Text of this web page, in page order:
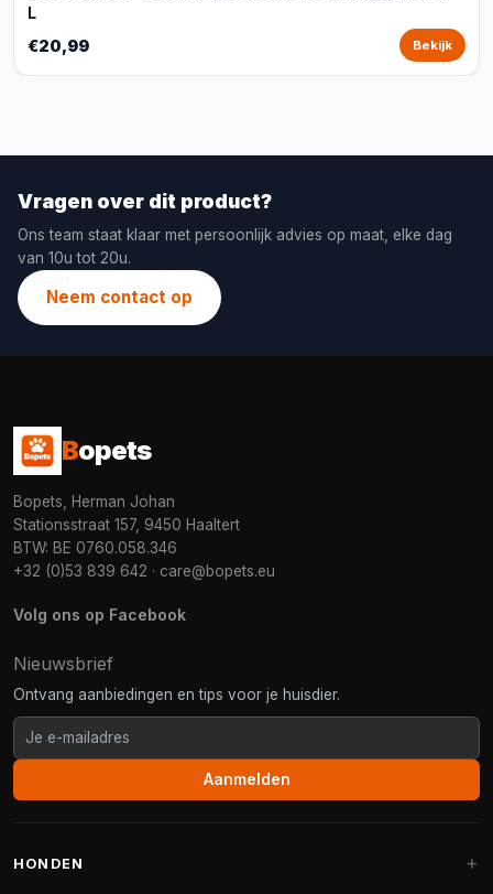
L
€20,99 Bekijk
Vragen over dit product?
Ons team staat klaar met persoonlijk advies op maat, elke dag
van 10u tot 20u.
Neem contact op
Bopets
Bopets, Herman Johan
Stationsstraat 157, 9450 Haaltert
BTW: BE 0760.058.346
+32 (0)53 839 642 · care@bopets.eu
Volg ons op Facebook
Nieuwsbrief
Ontvang aanbiedingen en tips voor je huisdier.
Aanmelden
HONDEN